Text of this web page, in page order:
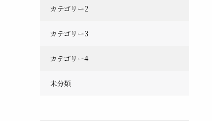
カテゴリー2
カテゴリー3
カテゴリー4
未分類